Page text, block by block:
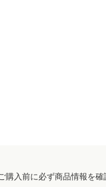
入前に必ず商品情報を確